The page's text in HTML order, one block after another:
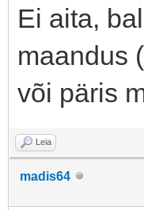
Ei aita,
maandus
või päris
Leia
madis64